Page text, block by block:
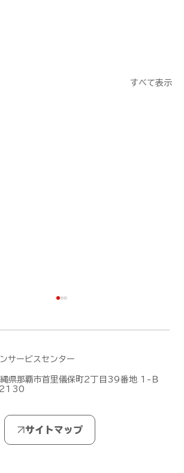
すべて表示
Mini シリーズの新作「DJI
サービスセンター
那覇市首里儀保町2丁目39番地 1-Ｂ